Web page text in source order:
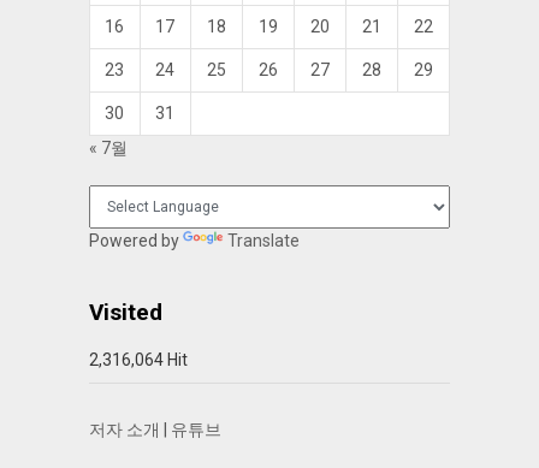
16 17 18 19 20 21 22
23 24 25 26 27 28 29
30
31
« 7월
Powered by Translate
Visited
2,316,064 Hit
저자 소개 유튜브